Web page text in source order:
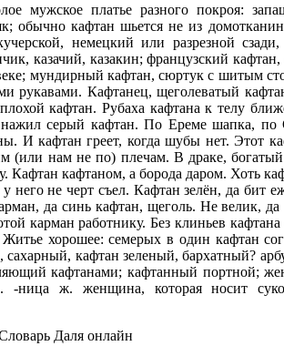
мужское платье разного покроя:
обычно кафтан шьется не из
немецкий или разрезной
казачий, казакин; французский
мундирный кафтан, сюртук с шитым
рукавами. Кафтанец, щеголеватый
кафтан. Рубаха кафтана к телу
серый кафтан. По Ереме шапка, по
И кафтан греет, когда шубы нет. Этот
(или нам не по) плечам. В драке, богатый
Кафтан кафтаном, а борода даром. Хоть
него не черт съел. Кафтан зелён, да бит
да синь кафтан, щеголь. Не велик,
карман работнику. Без клиньев
хорошее: семерых в один кафтан
сахарный, кафтан зеленый, бархатный?
кафтанами; кафтанный портной;
-ница ж. женщина, которая носит